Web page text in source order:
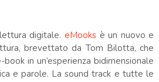
digitale. eMooks è un nuovo e
brevettato da Tom Bilotta, che
in un’esperienza bidimensionale
e parole. La sound track e tutte le